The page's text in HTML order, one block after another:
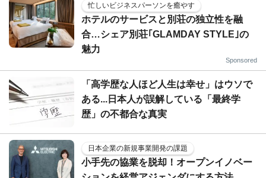
忙しいビジネスパーソンを癒やす
ホテルのサービスと別荘の独立性を融
合…シェア別荘｢GLAMDAY STYLE｣の
魅力
Sponsored
「高学歴な人ほど人生は幸せ」はウソで
ある...日本人が誤解している「最終学
歴」の不都合な真実
日本企業の新規事業開発の課題
小手先の協業を脱却！オープンイノベー